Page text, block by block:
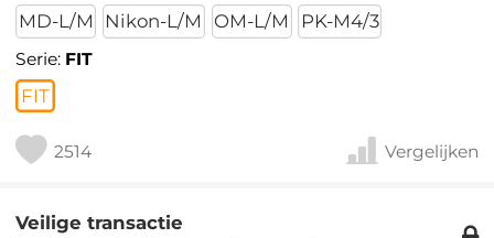
MD-L/M
Nikon-L/M OM-L/M PK-M4/3
Serie: FIT
FIT
2514 Vergelijken
Veilige transactie